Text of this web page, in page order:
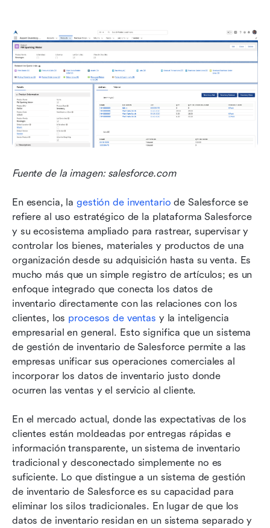
Fuente de la imagen: salesforce.com
En esencia, la gestión de inventario de Salesforce se
refiere al uso estratégico de la plataforma Salesforce
y su ecosistema ampliado para rastrear, supervisar y
controlar los bienes, materiales y productos de una
organización desde su adquisición hasta su venta. Es
mucho más que un simple registro de artículos; es un
enfoque integrado que conecta los datos de
inventario directamente con las relaciones con los
clientes, los procesos de ventas y la inteligencia
empresarial en general. Esto significa que un sistema
de gestión de inventario de Salesforce permite a las
empresas unificar sus operaciones comerciales al
incorporar los datos de inventario justo donde
ocurren las ventas y el servicio al cliente.
En el mercado actual, donde las expectativas de los
clientes están moldeadas por entregas rápidas e
información transparente, un sistema de inventario
tradicional y desconectado simplemente no es
suficiente. Lo que distingue a un sistema de gestión
de inventario de Salesforce es su capacidad para
eliminar los silos tradicionales. En lugar de que los
datos de inventario residan en un sistema separado y